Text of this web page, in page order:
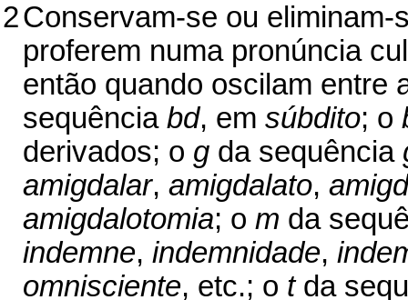
2Conservam-se ou
proferem numa pronúncia
então quando oscilam entre
sequência bd, em súbdito; o
derivados; o g da sequência
amigdalar, amigdalato,
amigdalotomia; o m da
indemne, indemnidade,
omnisciente, etc.; o tda